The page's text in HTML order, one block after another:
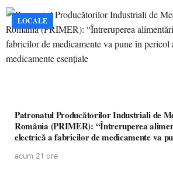
LOCALE
Patronatul Producătorilor Industriali de
România (PRIMER): “Întreruperea
electrică a fabricilor de medicamente va
acum 21 ore